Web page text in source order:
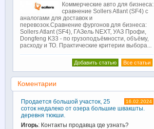
Коммерческие авто для бизнеса:
сравнение Sollers Atlant (SF4) с
аналогами для доставок и
перевозок.Сравнение фургонов для бизнеса:
Sollers Atlant (SF4), ГАЗель NEXT, УАЗ Профи,
Dongfeng K33 - по грузоподъёмности, объёму,
расходу и ТО. Практические критерии выбора...
Все статьи
Добавить статью
Коментарии
16.02.2024
Продается большой участок, 25
соток недалеко от озера большие швакшты.
деревня тюкши.
Игорь: Контакты продавца где узнать?